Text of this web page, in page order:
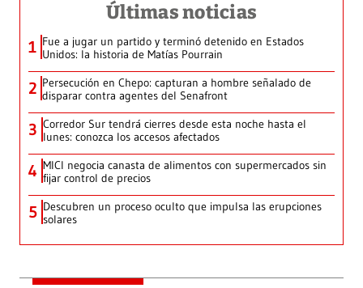
Últimas noticias
1 Fue a jugar un partido y terminó detenido en Estados
Unidos: la historia de Matías Pourrain
2 Persecución en Chepo: capturan a hombre señalado de
disparar contra agentes del Senafront
3 Corredor Sur tendrá cierres desde esta noche hasta el
lunes: conozca los accesos afectados
4 MICI negocia canasta de alimentos con supermercados sin
fijar control de precios
5 Descubren un proceso oculto que impulsa las erupciones
solares